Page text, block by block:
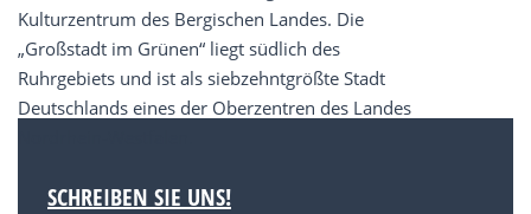
Kulturzentrum des Bergischen Landes. Die
„Großstadt im Grünen“ liegt südlich des
Ruhrgebiets und ist als siebzehntgrößte Stadt
Deutschlands eines der Oberzentren des Landes
SCHREIBEN SIE UNS!